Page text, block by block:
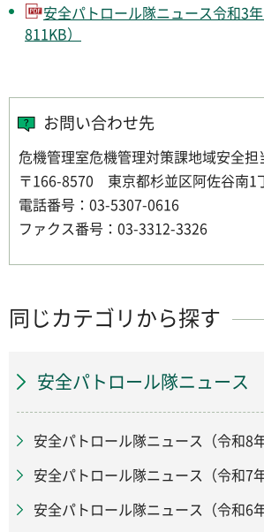
安全パトロール隊ニュース令和3
811KB）
お問い合わせ先
危機管理室危機管理対策課地域安全担
〒166-8570 東京都杉並区阿佐谷南1
電話番号：03-5307-0616
ファクス番号：03-3312-3326
同じカテゴリから探す
安全パトロール隊ニュース
安全パトロール隊ニュース（令和8年
安全パトロール隊ニュース（令和7年
安全パトロール隊ニュース（令和6年